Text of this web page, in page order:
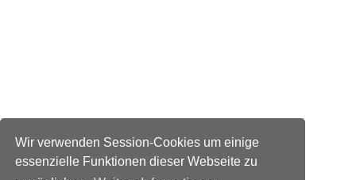
Wir verwenden Session-Cookies um einige
essenzielle Funktionen dieser Webseite zu